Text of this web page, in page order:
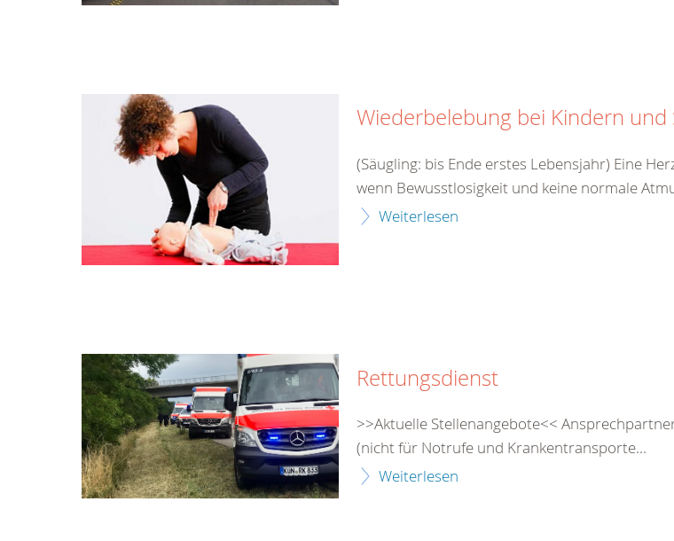
Wiederbelebung bei Kindern und
(Säugling: bis Ende erstes Lebensjahr) Eine
wenn Bewusstlosigkeit und keine normale
Weiterlesen
Rettungsdienst
>>Aktuelle Stellenangebote<<
(nicht für Notrufe und Krankentransporte...
Weiterlesen